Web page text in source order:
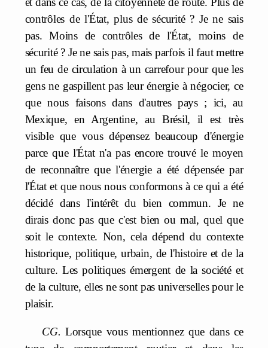
contrôles de l'État, plus de sécurité ? Je ne sais
pas. Moins de contrôles de l'État, moins de
sécurité ? Je ne sais pas, mais parfois il faut mettre
un feu de circulation à un carrefour pour que les
gens ne gaspillent pas leur énergie à négocier, ce
que nous faisons dans d'autres pays ; ici, au
Mexique, en Argentine, au Brésil, il est très
visible que vous dépensez beaucoup d'énergie
parce que l'État n'a pas encore trouvé le moyen
de reconnaître que l'énergie a été dépensée par
l'État et que nous nous conformons à ce qui a été
décidé dans l'intérêt du bien commun. Je ne
dirais donc pas que c'est bien ou mal, quel que
soit le contexte. Non, cela dépend du contexte
historique, politique, urbain, de l'histoire et de la
culture. Les politiques émergent de la société et
de la culture, elles ne sont pas universelles pour le
plaisir.
CG.Lorsque vous mentionnez que dans ce